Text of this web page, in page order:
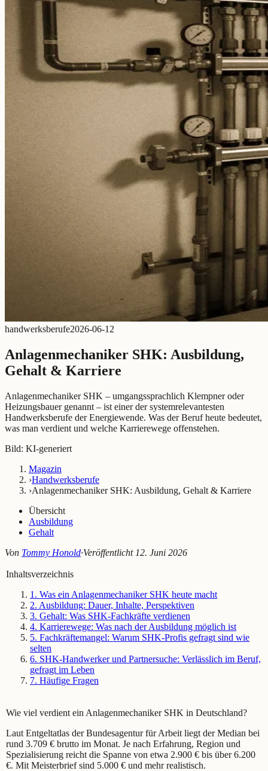
handwerksberufe2026-06-12
Anlagenmechaniker SHK: Ausbildung,
Gehalt & Karriere
Anlagenmechaniker SHK – umgangssprachlich Klempner oder
Heizungsbauer genannt – ist einer der systemrelevantesten
Handwerksberufe der Energiewende. Was der Beruf heute bedeutet,
was man verdient und welche Karrierewege offenstehen.
Bild: KI-generiert
Magazin
›Handwerksberufe
›Anlagenmechaniker SHK: Ausbildung, Gehalt & Karriere
Übersicht
Ausbildung
Gehalt
Von Tommy Honold·Veröffentlicht 12. Juni 2026
Inhaltsverzeichnis
1 . Was ein Anlagenmechaniker SHK heute macht
2. Ausbildung: Dauer, Inhalte, Perspektiven
3. Gehalt: Was SHK-Fachkräfte verdienen
4. Karrierewege: Was nach der Ausbildung möglich ist
5. Fachkräftemangel: Warum SHK-Profis gefragt sind wie
selten
6. SHK-Handwerker und Partnersuche: Verlässlich im Beruf,
gefragt im Leben
7. Häufige Fragen
Wie viel verdient ein Anlagenmechaniker SHK in Deutschland?
Laut Entgeltatlas der Bundesagentur für Arbeit liegt der Median bei
rund 3.709 € brutto im Monat. Je nach Erfahrung, Region und
Spezialisierung reicht die Spanne von etwa 2.900 € bis über 6.200
€. Mit Meisterbrief sind 5.000 € und mehr realistisch.